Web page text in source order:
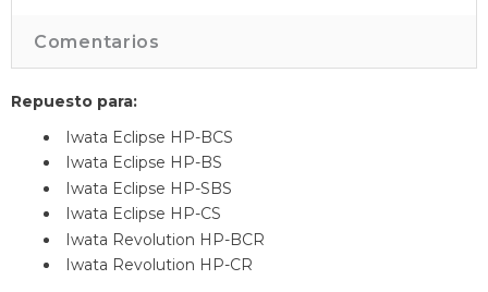
Comentarios
Repuesto para:
Iwata Eclipse HP-BCS
Iwata Eclipse HP-BS
Iwata Eclipse HP-SBS
Iwata Eclipse HP-CS
Iwata Revolution HP-BCR
Iwata Revolution HP-CR